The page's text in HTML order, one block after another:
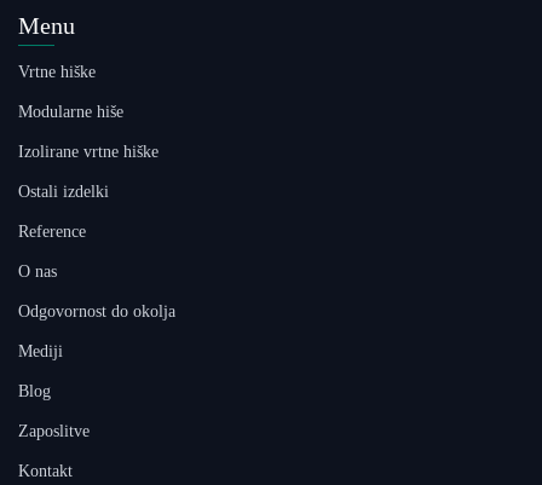
Menu
Vrtne hiške
Modularne hiše
Izolirane vrtne hiške
Ostali izdelki
Reference
O nas
Odgovornost do okolja
Mediji
Blog
Zaposlitve
Kontakt